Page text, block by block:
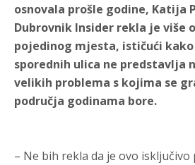
osnovala prošle godine, Katija
Dubrovnik Insider rekla je više
pojedinog mjesta, ističući kako
sporednih ulica ne predstavlja
velikih problema s kojima se
područja godinama bore.
– Ne bih rekla da je ovo isključivo